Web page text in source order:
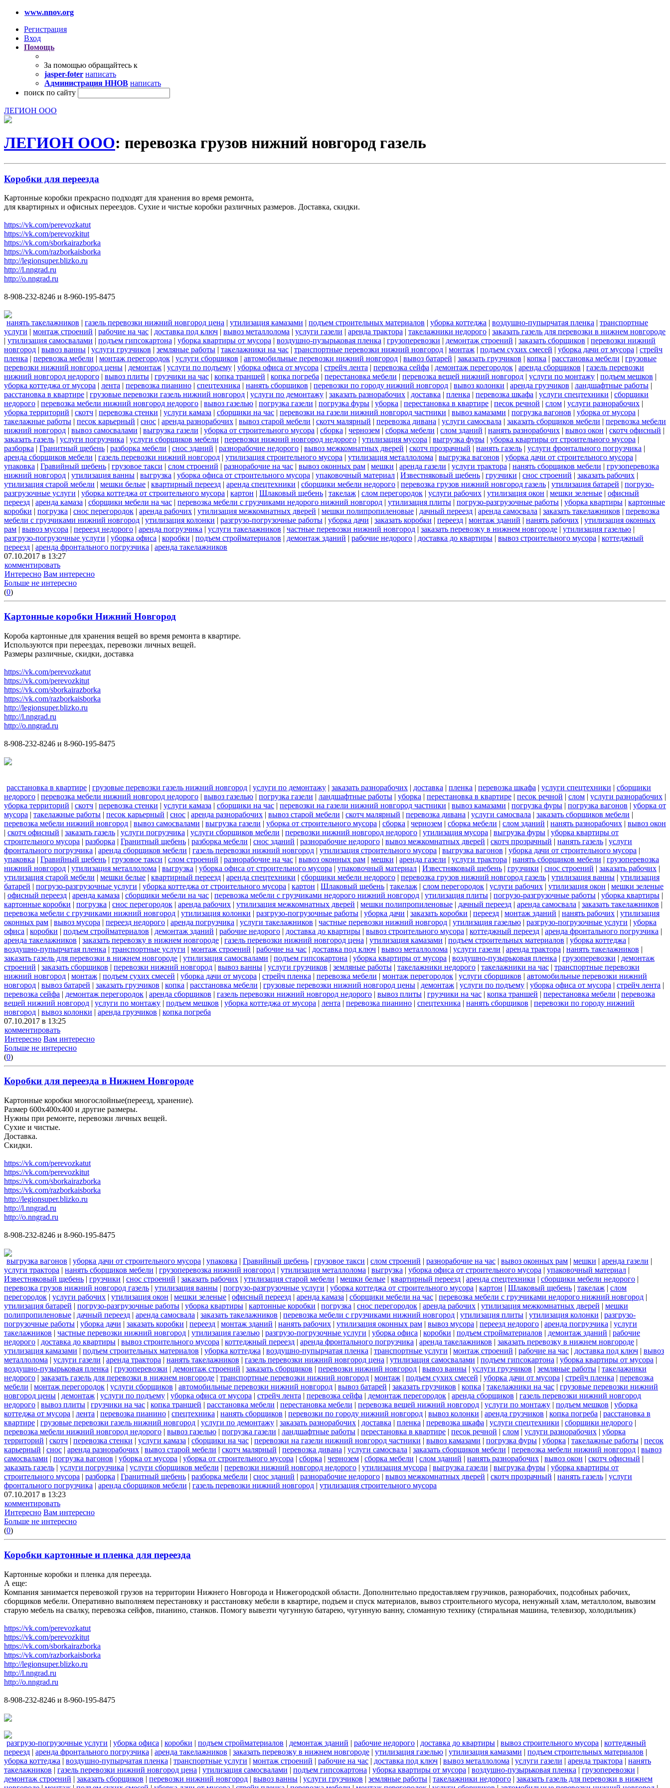
www.nnov.org
Регистрация
Вход
Помощь
За помощью обращайтесь к
jasper-foter написать
Администрация ННОВ написать
поиск по сайту
ЛЕГИОН ООО
ЛЕГИОН ООО: перевозка грузов нижний новгород газель
Коробки для переезда
Картонные коробки прекрасно подходят для хранения во время ремонта,
для квартирных и офисных переездов. Сухие и чистые коробки различных размеров. Доставка, скидки.
https://vk.com/perevozkatut
https://vk.com/perevozkitut
https://vk.com/sborkairazborka
https://vk.com/razborkaisborka
http://legionsuper.blizko.ru
http://l.nngrad.ru
http://o.nngrad.ru
8-908-232-8246 и 8-960-195-8475
нанять такелажников | газель перевозки нижний новгород цена | утилизация камазами | подъем строительных материалов | уборка коттеджа | воздушно-пупырчатая пленка | транспортные
услуги | монтаж строений | рабочие на час | доставка под ключ | вывоз металлолома | услуги газели | аренда трактора | такелажники недорого | заказать газель для перевозки в нижнем новгороде
| утилизация самосвалами | подъем гипсокартона | уборка квартиры от мусора | воздушно-пузырьковая пленка | грузоперевозки | демонтаж строений | заказать сборщиков | перевозки нижний
новгород | вывоз ванны | услуги грузчиков | земляные работы | такелажники на час | транспортные перевозки нижний новгород | монтаж | подъем сухих смесей | уборка дачи от мусора | стрейч
пленка | перевозка мебели | монтаж перегородок | услуги сборщиков | автомобильные перевозки нижний новгород | вывоз батарей | заказать грузчиков | копка | расстановка мебели | грузовые
перевозки нижний новгород цены | демонтаж | услуги по подъему | уборка офиса от мусора | стрейч лента | перевозка сейфа | демонтаж перегородок | аренда сборщиков | газель перевозки
нижний новгород недорого | вывоз плиты | грузчики на час | копка траншей | копка погреба | перестановка мебели | перевозка вещей нижний новгород | услуги по монтажу | подъем мешков |
уборка коттеджа от мусора | лента | перевозка пианино | спецтехника | нанять сборщиков | перевозки по городу нижний новгород | вывоз колонки | аренда грузчиков | ландшафтные работы |
расстановка в квартире | грузовые перевозки газель нижний новгород | услуги по демонтажу | заказать разнорабочих | доставка | пленка | перевозка шкафа | услуги спецтехники | сборщики
недорого | перевозка мебели нижний новгород недорого | вывоз газелью | погрузка газели | погрузка фуры | уборка | перестановка в квартире | песок речной | слом | услуги разнорабочих |
уборка территорий | скотч | перевозка стенки | услуги камаза | сборщики на час | перевозки на газели нижний новгород частники | вывоз камазами | погрузка вагонов | уборка от мусора |
такелажные работы | песок карьерный | снос | аренда разнорабочих | вывоз старой мебели | скотч малярный | перевозка дивана | услуги самосвала | заказать сборщиков мебели | перевозка мебели
нижний новгород | вывоз самосвалами | выгрузка газели | уборка от строительного мусора | сборка | чернозем | сборка мебели | слом зданий | нанять разнорабочих | вывоз окон | скотч офисный |
заказать газель | услуги погрузчика | услуги сборщиков мебели | перевозки нижний новгород недорого | утилизация мусора | выгрузка фуры | уборка квартиры от строительного мусора |
разборка | Гранитный щебень | разборка мебели | снос зданий | разнорабочие недорого | вывоз межкомнатных дверей | скотч прозрачный | нанять газель | услуги фронтального погрузчика |
аренда сборщиков мебели | газель перевозки нижний новгород | утилизация строительного мусора | утилизация металлолома | выгрузка вагонов | уборка дачи от строительного мусора |
упаковка | Гравийный щебень | грузовое такси | слом строений | разнорабочие на час | вывоз оконных рам | мешки | аренда газели | услуги трактора | нанять сборщиков мебели | грузоперевозка
нижний новгород | утилизация ванны | выгрузка | уборка офиса от строительного мусора | упаковочный материал | Известняковый щебень | грузчики | снос строений | заказать рабочих |
утилизация старой мебели | мешки белые | квартирный переезд | аренда спецтехники | сборщики мебели недорого | перевозка грузов нижний новгород газель | утилизация батарей | погрузо-
разгрузочные услуги | уборка коттеджа от строительного мусора | картон | Шлаковый щебень | такелаж | слом перегородок | услуги рабочих | утилизация окон | мешки зеленые | офисный
переезд | аренда камаза | сборщики мебели на час | перевозка мебели с грузчиками недорого нижний новгород | утилизация плиты | погрузо-разгрузочные работы | уборка квартиры | картонные
коробки | погрузка | снос перегородок | аренда рабочих | утилизация межкомнатных дверей | мешки полипропиленовые | дачный переезд | аренда самосвала | заказать такелажников | перевозка
мебели с грузчиками нижний новгород | утилизация колонки | разгрузо-погрузочные работы | уборка дачи | заказать коробки | переезд | монтаж зданий | нанять рабочих | утилизация оконных
рам | вывоз мусора | переезд недорого | аренда погрузчика | услуги такелажников | частные перевозки нижний новгород | заказать перевозку в нижнем новгороде | утилизация газелью |
разгрузо-погрузочные услуги | уборка офиса | коробки | подъем стройматериалов | демонтаж зданий | рабочие недорого | доставка до квартиры | вывоз строительного мусора | коттеджный
переезд | аренда фронтального погрузчика | аренда такелажников
07.10.2017 в 13:27
комментировать
Интересно Вам интересно
Больше не интересно
(0)
Картонные коробки Нижний Новгород
Короба картонные для хранения вещей во время ремонта в квартире.
Используются при переездах, перевозки личных вещей.
Размеры различные, скидки, доставка
https://vk.com/perevozkatut
https://vk.com/perevozkitut
https://vk.com/sborkairazborka
https://vk.com/razborkaisborka
http://legionsuper.blizko.ru
http://l.nngrad.ru
http://o.nngrad.ru
8-908-232-8246 и 8-960-195-8475
расстановка в квартире | грузовые перевозки газель нижний новгород | услуги по демонтажу | заказать разнорабочих | доставка | пленка | перевозка шкафа | услуги спецтехники | сборщики
недорого | перевозка мебели нижний новгород недорого | вывоз газелью | погрузка газели | ландшафтные работы | уборка | перестановка в квартире | песок речной | слом | услуги разнорабочих |
уборка территорий | скотч | перевозка стенки | услуги камаза | сборщики на час | перевозки на газели нижний новгород частники | вывоз камазами | погрузка фуры | погрузка вагонов | уборка от
мусора | такелажные работы | песок карьерный | снос | аренда разнорабочих | вывоз старой мебели | скотч малярный | перевозка дивана | услуги самосвала | заказать сборщиков мебели |
перевозка мебели нижний новгород | вывоз самосвалами | выгрузка газели | уборка от строительного мусора | сборка | чернозем | сборка мебели | слом зданий | нанять разнорабочих | вывоз окон
| скотч офисный | заказать газель | услуги погрузчика | услуги сборщиков мебели | перевозки нижний новгород недорого | утилизация мусора | выгрузка фуры | уборка квартиры от
строительного мусора | разборка | Гранитный щебень | разборка мебели | снос зданий | разнорабочие недорого | вывоз межкомнатных дверей | скотч прозрачный | нанять газель | услуги
фронтального погрузчика | аренда сборщиков мебели | газель перевозки нижний новгород | утилизация строительного мусора | выгрузка вагонов | уборка дачи от строительного мусора |
упаковка | Гравийный щебень | грузовое такси | слом строений | разнорабочие на час | вывоз оконных рам | мешки | аренда газели | услуги трактора | нанять сборщиков мебели | грузоперевозка
нижний новгород | утилизация металлолома | выгрузка | уборка офиса от строительного мусора | упаковочный материал | Известняковый щебень | грузчики | снос строений | заказать рабочих |
утилизация старой мебели | мешки белые | квартирный переезд | аренда спецтехники | сборщики мебели недорого | перевозка грузов нижний новгород газель | утилизация ванны | утилизация
батарей | погрузо-разгрузочные услуги | уборка коттеджа от строительного мусора | картон | Шлаковый щебень | такелаж | слом перегородок | услуги рабочих | утилизация окон | мешки зеленые
| офисный переезд | аренда камаза | сборщики мебели на час | перевозка мебели с грузчиками недорого нижний новгород | утилизация плиты | погрузо-разгрузочные работы | уборка квартиры |
картонные коробки | погрузка | снос перегородок | аренда рабочих | утилизация межкомнатных дверей | мешки полипропиленовые | дачный переезд | аренда самосвала | заказать такелажников |
перевозка мебели с грузчиками нижний новгород | утилизация колонки | разгрузо-погрузочные работы | уборка дачи | заказать коробки | переезд | монтаж зданий | нанять рабочих | утилизация
оконных рам | вывоз мусора | переезд недорого | аренда погрузчика | услуги такелажников | частные перевозки нижний новгород | утилизация газелью | разгрузо-погрузочные услуги | уборка
офиса | коробки | подъем стройматериалов | демонтаж зданий | рабочие недорого | доставка до квартиры | вывоз строительного мусора | коттеджный переезд | аренда фронтального погрузчика |
аренда такелажников | заказать перевозку в нижнем новгороде | газель перевозки нижний новгород цена | утилизация камазами | подъем строительных материалов | уборка коттеджа |
воздушно-пупырчатая пленка | транспортные услуги | монтаж строений | рабочие на час | доставка под ключ | вывоз металлолома | услуги газели | аренда трактора | нанять такелажников |
заказать газель для перевозки в нижнем новгороде | утилизация самосвалами | подъем гипсокартона | уборка квартиры от мусора | воздушно-пузырьковая пленка | грузоперевозки | демонтаж
строений | заказать сборщиков | перевозки нижний новгород | вывоз ванны | услуги грузчиков | земляные работы | такелажники недорого | такелажники на час | транспортные перевозки
нижний новгород | монтаж | подъем сухих смесей | уборка дачи от мусора | стрейч пленка | перевозка мебели | монтаж перегородок | услуги сборщиков | автомобильные перевозки нижний
новгород | вывоз батарей | заказать грузчиков | копка | расстановка мебели | грузовые перевозки нижний новгород цены | демонтаж | услуги по подъему | уборка офиса от мусора | стрейч лента |
перевозка сейфа | демонтаж перегородок | аренда сборщиков | газель перевозки нижний новгород недорого | вывоз плиты | грузчики на час | копка траншей | перестановка мебели | перевозка
вещей нижний новгород | услуги по монтажу | подъем мешков | уборка коттеджа от мусора | лента | перевозка пианино | спецтехника | нанять сборщиков | перевозки по городу нижний
новгород | вывоз колонки | аренда грузчиков | копка погреба
07.10.2017 в 13:25
комментировать
Интересно Вам интересно
Больше не интересно
(0)
Коробки для переезда в Нижнем Новгороде
Картонные коробки многослойные(переезд, хранение).
Размер 600х400х400 и другие размеры.
Нужны при ремонте, перевозки личных вещей.
Сухие и чистые.
Доставка.
Скидки.
https://vk.com/perevozkatut
https://vk.com/perevozkitut
https://vk.com/sborkairazborka
https://vk.com/razborkaisborka
http://legionsuper.blizko.ru
http://l.nngrad.ru
http://o.nngrad.ru
8-908-232-8246 и 8-960-195-8475
выгрузка вагонов | уборка дачи от строительного мусора | упаковка | Гравийный щебень | грузовое такси | слом строений | разнорабочие на час | вывоз оконных рам | мешки | аренда газели |
услуги трактора | нанять сборщиков мебели | грузоперевозка нижний новгород | утилизация металлолома | выгрузка | уборка офиса от строительного мусора | упаковочный материал |
Известняковый щебень | грузчики | снос строений | заказать рабочих | утилизация старой мебели | мешки белые | квартирный переезд | аренда спецтехники | сборщики мебели недорого |
перевозка грузов нижний новгород газель | утилизация ванны | погрузо-разгрузочные услуги | уборка коттеджа от строительного мусора | картон | Шлаковый щебень | такелаж | слом
перегородок | услуги рабочих | утилизация окон | мешки зеленые | офисный переезд | аренда камаза | сборщики мебели на час | перевозка мебели с грузчиками недорого нижний новгород |
утилизация батарей | погрузо-разгрузочные работы | уборка квартиры | картонные коробки | погрузка | снос перегородок | аренда рабочих | утилизация межкомнатных дверей | мешки
полипропиленовые | дачный переезд | аренда самосвала | заказать такелажников | перевозка мебели с грузчиками нижний новгород | утилизация плиты | утилизация колонки | разгрузо-
погрузочные работы | уборка дачи | заказать коробки | переезд | монтаж зданий | нанять рабочих | утилизация оконных рам | вывоз мусора | переезд недорого | аренда погрузчика | услуги
такелажников | частные перевозки нижний новгород | утилизация газелью | разгрузо-погрузочные услуги | уборка офиса | коробки | подъем стройматериалов | демонтаж зданий | рабочие
недорого | доставка до квартиры | вывоз строительного мусора | коттеджный переезд | аренда фронтального погрузчика | аренда такелажников | заказать перевозку в нижнем новгороде |
утилизация камазами | подъем строительных материалов | уборка коттеджа | воздушно-пупырчатая пленка | транспортные услуги | монтаж строений | рабочие на час | доставка под ключ | вывоз
металлолома | услуги газели | аренда трактора | нанять такелажников | газель перевозки нижний новгород цена | утилизация самосвалами | подъем гипсокартона | уборка квартиры от мусора |
воздушно-пузырьковая пленка | грузоперевозки | демонтаж строений | заказать сборщиков | перевозки нижний новгород | вывоз ванны | услуги грузчиков | земляные работы | такелажники
недорого | заказать газель для перевозки в нижнем новгороде | транспортные перевозки нижний новгород | монтаж | подъем сухих смесей | уборка дачи от мусора | стрейч пленка | перевозка
мебели | монтаж перегородок | услуги сборщиков | автомобильные перевозки нижний новгород | вывоз батарей | заказать грузчиков | копка | такелажники на час | грузовые перевозки нижний
новгород цены | демонтаж | услуги по подъему | уборка офиса от мусора | стрейч лента | перевозка сейфа | демонтаж перегородок | аренда сборщиков | газель перевозки нижний новгород
недорого | вывоз плиты | грузчики на час | копка траншей | расстановка мебели | перестановка мебели | перевозка вещей нижний новгород | услуги по монтажу | подъем мешков | уборка
коттеджа от мусора | лента | перевозка пианино | спецтехника | нанять сборщиков | перевозки по городу нижний новгород | вывоз колонки | аренда грузчиков | копка погреба | расстановка в
квартире | грузовые перевозки газель нижний новгород | услуги по демонтажу | заказать разнорабочих | доставка | пленка | перевозка шкафа | услуги спецтехники | сборщики недорого |
перевозка мебели нижний новгород недорого | вывоз газелью | погрузка газели | ландшафтные работы | перестановка в квартире | песок речной | слом | услуги разнорабочих | уборка
территорий | скотч | перевозка стенки | услуги камаза | сборщики на час | перевозки на газели нижний новгород частники | вывоз камазами | погрузка фуры | уборка | такелажные работы | песок
карьерный | снос | аренда разнорабочих | вывоз старой мебели | скотч малярный | перевозка дивана | услуги самосвала | заказать сборщиков мебели | перевозка мебели нижний новгород | вывоз
самосвалами | погрузка вагонов | уборка от мусора | уборка от строительного мусора | сборка | чернозем | сборка мебели | слом зданий | нанять разнорабочих | вывоз окон | скотч офисный |
заказать газель | услуги погрузчика | услуги сборщиков мебели | перевозки нижний новгород недорого | утилизация мусора | выгрузка газели | выгрузка фуры | уборка квартиры от
строительного мусора | разборка | Гранитный щебень | разборка мебели | снос зданий | разнорабочие недорого | вывоз межкомнатных дверей | скотч прозрачный | нанять газель | услуги
фронтального погрузчика | аренда сборщиков мебели | газель перевозки нижний новгород | утилизация строительного мусора
07.10.2017 в 13:23
комментировать
Интересно Вам интересно
Больше не интересно
(0)
Коробки картонные и пленка для переезда
Картонные коробки и пленка для переезда.
А еще:
Компания занимается перевозкой грузов на территории Нижнего Новгорода и Нижегородской области. Дополнительно предоставляем грузчиков, разнорабочих, подсобных рабочих,
сборщиков мебели. Оперативно выполняем перестановку и расстановку мебели в квартире, подъем и спуск материалов, вывоз строительного мусора, ненужный хлам, металлолом, вывозим
старую мебель на свалку, перевозка сейфов, пианино, станков. Помогу вывезти чугунную батарею, чугунную ванну, сломанную технику (стиральная машина, телевизор, холодильник)
https://vk.com/perevozkatut
https://vk.com/perevozkitut
https://vk.com/sborkairazborka
https://vk.com/razborkaisborka
http://legionsuper.blizko.ru
http://l.nngrad.ru
http://o.nngrad.ru
8-908-232-8246 и 8-960-195-8475
разгрузо-погрузочные услуги | уборка офиса | коробки | подъем стройматериалов | демонтаж зданий | рабочие недорого | доставка до квартиры | вывоз строительного мусора | коттеджный
переезд | аренда фронтального погрузчика | аренда такелажников | заказать перевозку в нижнем новгороде | утилизация газелью | утилизация камазами | подъем строительных материалов |
уборка коттеджа | воздушно-пупырчатая пленка | транспортные услуги | монтаж строений | рабочие на час | доставка под ключ | вывоз металлолома | услуги газели | аренда трактора | нанять
такелажников | газель перевозки нижний новгород цена | утилизация самосвалами | подъем гипсокартона | уборка квартиры от мусора | воздушно-пузырьковая пленка | грузоперевозки |
демонтаж строений | заказать сборщиков | перевозки нижний новгород | вывоз ванны | услуги грузчиков | земляные работы | такелажники недорого | заказать газель для перевозки в нижнем